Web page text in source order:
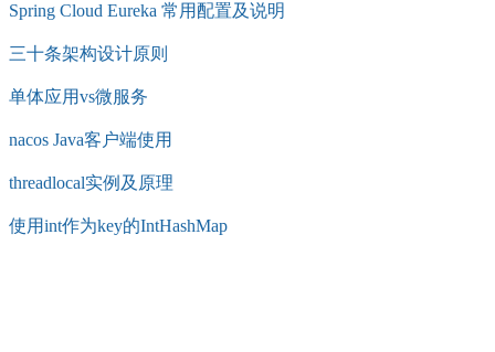
Spring Cloud Eureka 常用配置及说明
三十条架构设计原则
单体应用vs微服务
nacos Java客户端使用
threadlocal实例及原理
使用int作为key的IntHashMap